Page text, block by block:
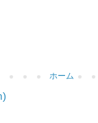
ホーム